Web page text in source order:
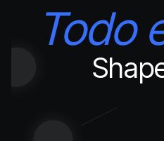
Todo